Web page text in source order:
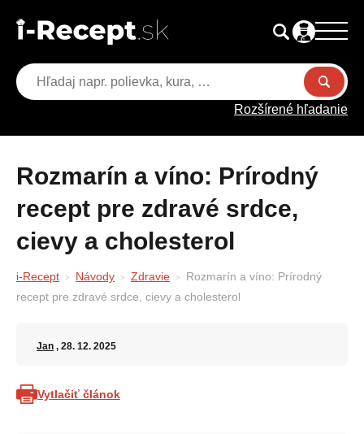
Rozšírené hľadanie
Rozmarín a víno: Prírodný
recept pre zdravé srdce,
cievy a cholesterol
i-Recept Návody Zdravie
Rozmarín a víno: Prírodný
recept pre zdravé srdce, cievy a cholesterol
Jan , 28. 12. 2025
Vytlačiť článok